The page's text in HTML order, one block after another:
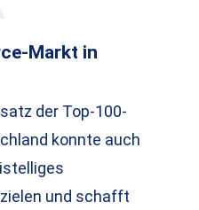
Markt in
der Top-100-
konnte auch
und schafft